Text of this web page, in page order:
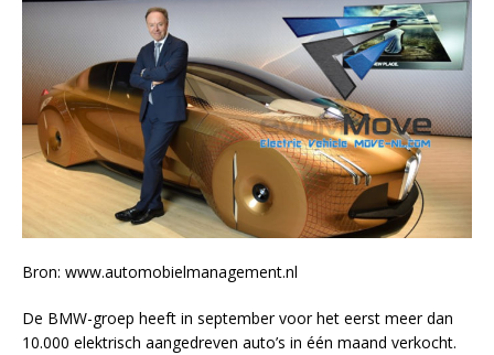
Bron: www.automobielmanagement.nl
De BMW-groep heeft in september voor het eerst meer dan
10.000 elektrisch aangedreven auto’s in één maand verkocht.